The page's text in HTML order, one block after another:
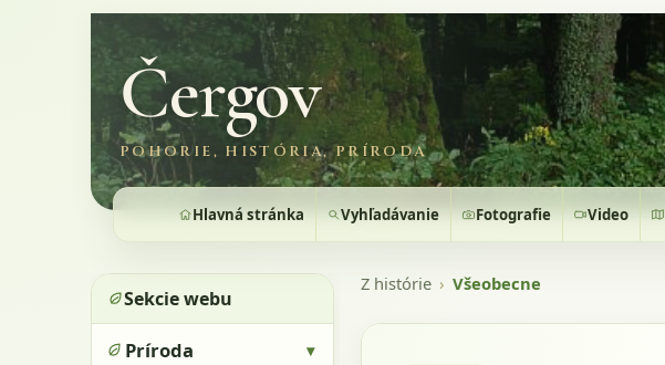
Čergov
POHORIE, HISTÓRIA, PRÍRODA
Hlavná stránka Vyhľadávanie Fotografie Video
Sekcie webu
Príroda ▾
Z histórie › Všeobecne